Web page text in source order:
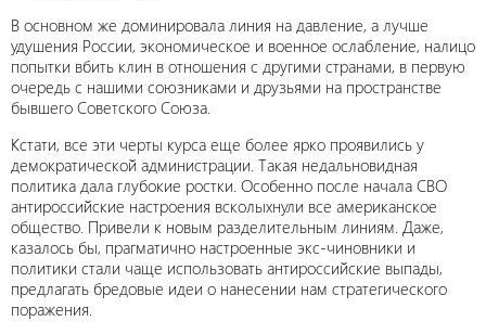
В основном же доминировала линия на давление, а лучше
удушения России, экономическое и военное ослабление, налицо
попытки вбить клин в отношения с другими странами, в первую
очередь с нашими союзниками и друзьями на пространстве
бывшего Советского Союза.
Кстати, все эти черты курса еще более ярко проявились у
демократической администрации. Такая недальновидная
политика дала глубокие ростки. Особенно после начала СВО
антироссийские настроения всколыхнули все американское
общество. Привели к новым разделительным линиям. Даже,
казалось бы, прагматично настроенные экс-чиновники и
политики стали чаще использовать антироссийские выпады,
предлагать бредовые идеи о нанесении нам стратегического
поражения.